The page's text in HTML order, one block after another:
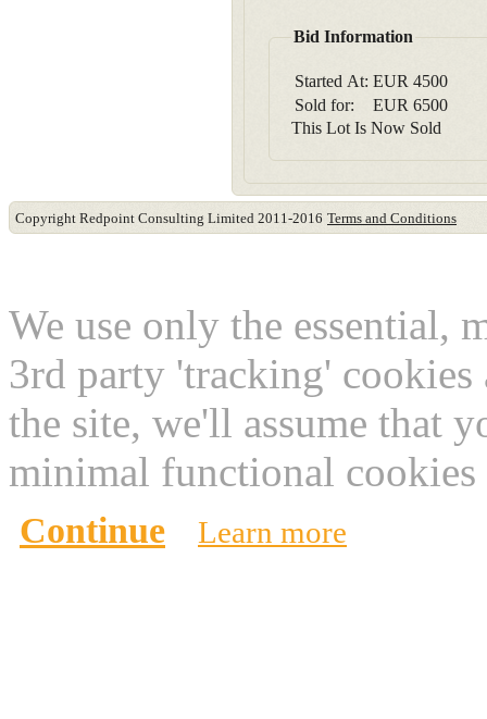
Bid Information
Started At: EUR 4500
Sold for:
EUR 6500
This Lot Is Now Sold
Copyright Redpoint Consulting Limited 2011-2016 Terms and Conditions
We use only the essential,
3rd party 'tracking'
the site, we'll assume that
minimal functional
Continue Learn more